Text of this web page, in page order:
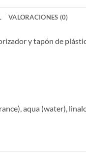
VALORACIONES (0)
y tapón de
aqua (water),